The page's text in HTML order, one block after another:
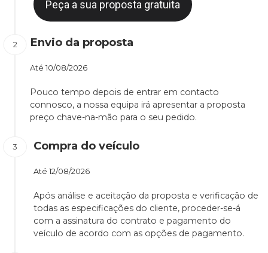
Peça a sua proposta gratuita
Envio da proposta
Até 10/08/2026
Pouco tempo depois de entrar em contacto
connosco, a nossa equipa irá apresentar a proposta
preço chave-na-mão para o seu pedido.
Compra do veículo
Até 12/08/2026
Após análise e aceitação da proposta e verificação de
todas as especificações do cliente, proceder-se-á
com a assinatura do contrato e pagamento do
veículo de acordo com as opções de pagamento.